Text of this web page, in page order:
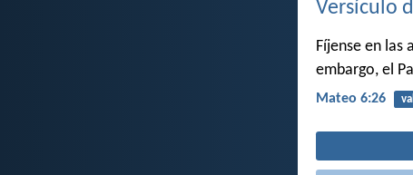
Versículo
Fíjense en las
embargo, el
Mateo 6:26